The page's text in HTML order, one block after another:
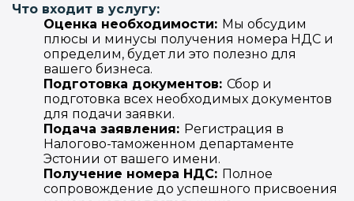
Что входит в услугу:
Оценка необходимости: Мы обсудим
плюсы и минусы получения номера НДС и
определим, будет ли это полезно для
вашего бизнеса.
Подготовка документов: Сбор и
подготовка всех необходимых документов
для подачи заявки.
Подача заявления: Регистрация в
Налогово-таможенном департаменте
Эстонии от вашего имени.
Получение номера НДС: Полное
сопровождение до успешного присвоения